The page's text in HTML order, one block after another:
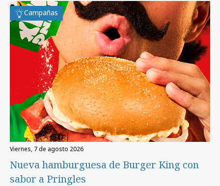
Campañas
viernes, 7 de agosto 2026
Nueva hamburguesa de Burger King con
sabor a Pringles